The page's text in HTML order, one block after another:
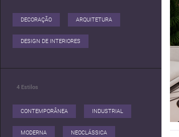
DECORAÇÃO ARQUITETURA
DESIGN DE INTERIORES
4 Estilos
CONTEMPORÂNEA INDUSTRIAL
MODERNA NEOCLÁSSICA